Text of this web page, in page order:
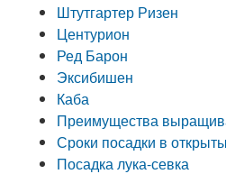
Штутгартер Ризен
Центурион
Ред Барон
Эксибишен
Каба
Преимущества
Сроки посадки в
Посадка лука-севка